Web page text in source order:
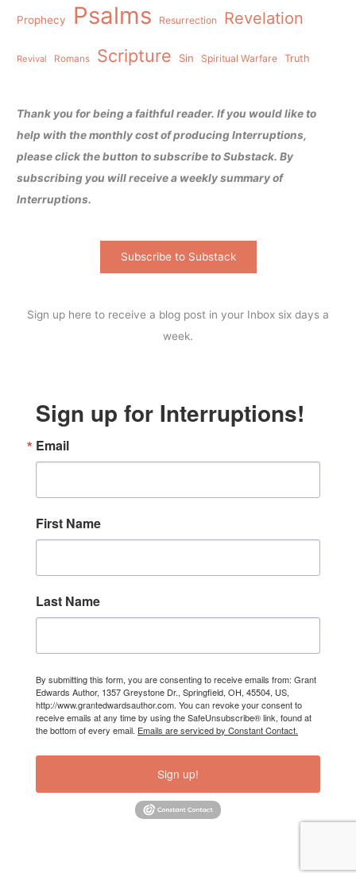
Prophecy Psalms Resurrection Revelation
Revival Romans Scripture Sin Spiritual Warfare Truth
Thank you for being a faithful reader. If you would like to
help with the monthly cost of producing Interruptions,
please click the button to subscribe to Substack. By
subscribing you will receive a weekly summary of
Interruptions.
Subscribe to Substack
Sign up here to receive a blog post in your Inbox six days a
week.
Sign up for Interruptions!
Email
First Name
Last Name
By submitting this form, you are consenting to receive emails from: Grant
Edwards Author, 1357 Greystone Dr., Springfield, OH, 45504, US,
http://www.grantedwardsauthor.com. You can revoke your consent to
receive emails at any time by using the SafeUnsubscribe® link, found at
the bottom of every email. Emails are serviced by Constant Contact.
Sign up!